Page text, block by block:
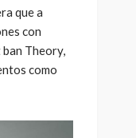
que a
con
Theory,
como